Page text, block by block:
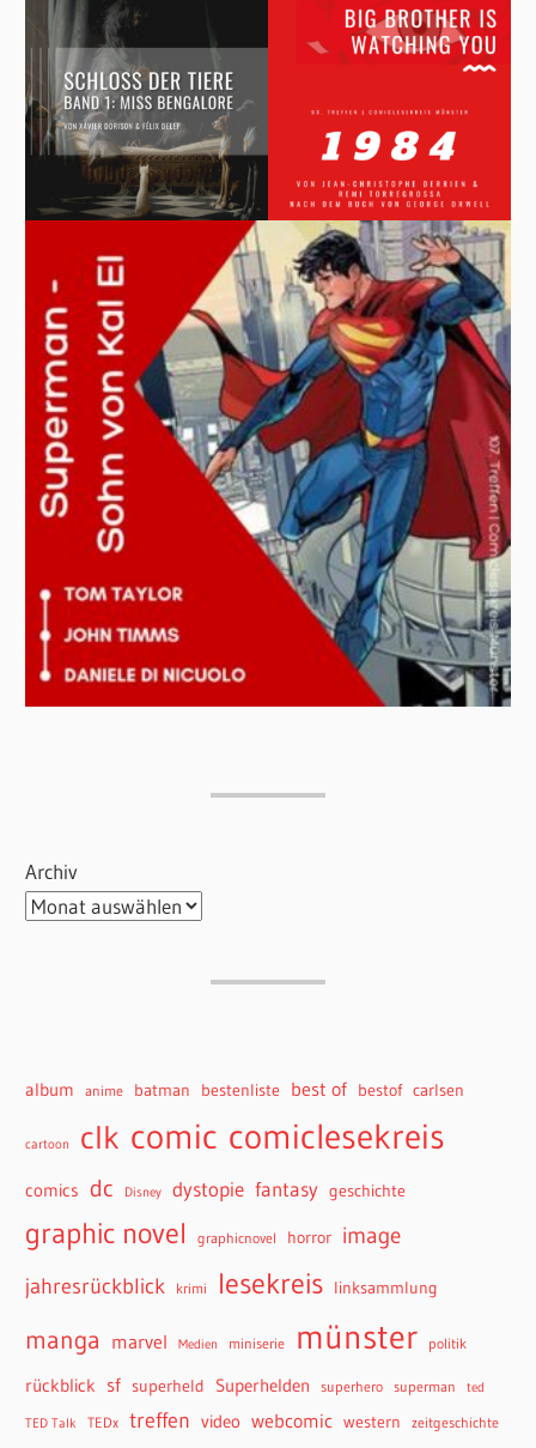
Archiv
album anime batman bestenliste best of bestof carlsen
cartoon clk comic comiclesekreis
comics dc Disney dystopie fantasy geschichte
graphic novel graphicnovel horror image
jahresrückblick krimi lesekreis linksammlung
manga marvel Medien miniserie münster politik
rückblick sf superheld Superhelden superhero superman ted
TED Talk TEDx treffen video webcomic western zeitgeschichte